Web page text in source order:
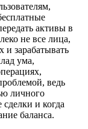
активы в
не все лица,
зарабатывать
ума,
ведь
личного
и когда
баланса.